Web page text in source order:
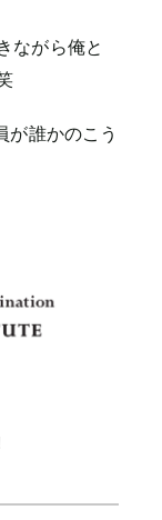
ながら俺と
が誰かのこう